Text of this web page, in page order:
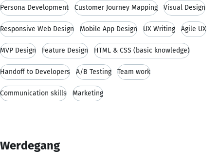
Persona Development Customer Journey Mapping Visual Design
Responsive Web Design Mobile App Design UX Writing Agile UX
MVP Design Feature Design HTML & CSS (basic knowledge)
Handoff to Developers A/B Testing Team work
Communication skills Marketing
Werdegang